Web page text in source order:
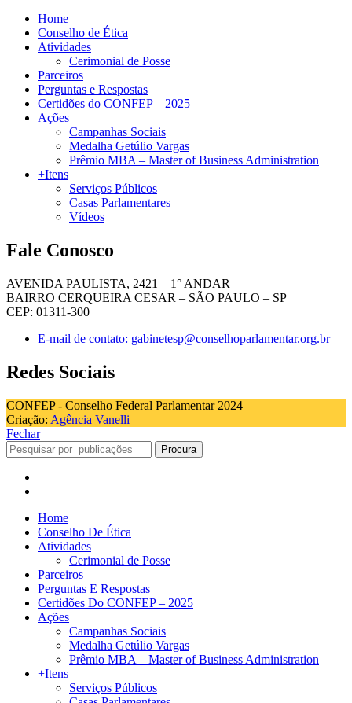
Home
Conselho de Ética
Atividades
Cerimonial de Posse
Parceiros
Perguntas e Respostas
Certidões do CONFEP – 2025
Ações
Campanhas Sociais
Medalha Getúlio Vargas
Prêmio MBA – Master of Business Administration
+Itens
Serviços Públicos
Casas Parlamentares
Vídeos
Fale Conosco
AVENIDA PAULISTA, 2421 – 1° ANDAR
BAIRRO CERQUEIRA CESAR – SÃO PAULO – SP
CEP: 01311-300
E-mail de contato: gabinetesp@conselhoparlamentar.org.br
Redes Sociais
CONFEP - Conselho Federal Parlamentar 2024
Criação: Agência Vanelli
Fechar
Procura
Home
Conselho De Ética
Atividades
Cerimonial de Posse
Parceiros
Perguntas E Respostas
Certidões Do CONFEP – 2025
Ações
Campanhas Sociais
Medalha Getúlio Vargas
Prêmio MBA – Master of Business Administration
+Itens
Serviços Públicos